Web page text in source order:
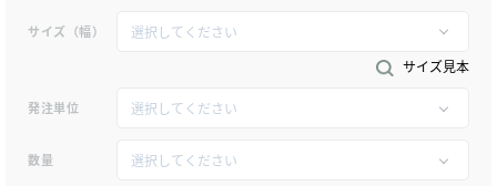
サイズ（幅）
サイズ見本
発注単位
数量